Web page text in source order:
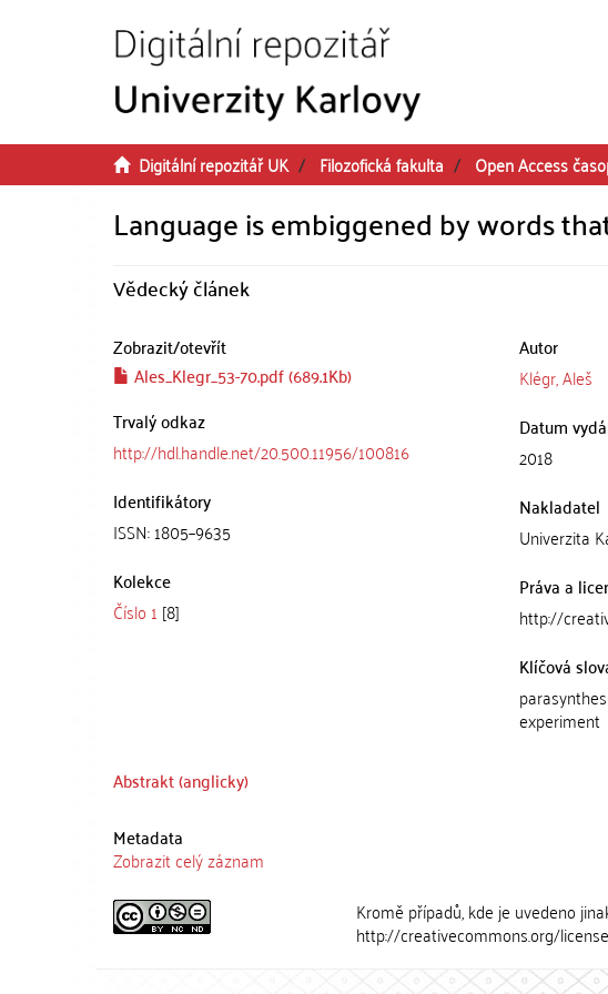
Digitální repozitář UK Filozofická fakulta Open Access
Language is embiggened by words
Vědecký článek
Zobrazit/otevřít
Ales_Klegr_53-70.pdf (689.1Kb)
Trvalý odkaz
http://hdl.handle.net/20.500.11956/100816
Identifikátory
ISSN: 1805–9635
Kolekce
Číslo 1 [8]
Autor
Klégr, Aleš
Datum
2018
Nakladatel
Univerzita
Práva a
http://
Klíčová
experiment
Abstrakt (anglicky)
Metadata
Zobrazit celý záznam
Kromě případů, kde je uvedeno
http://creativecommons.org/